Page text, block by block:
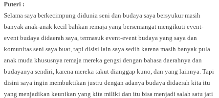
Puteri :
Selama saya berkecimpung didunia seni dan budaya saya bersyukur masih
banyak anak-anak kecil bahkan remaja yang bersemangat mengikuti event-
event budaya didaerah saya, termasuk event-event budaya yang saya dan
komunitas seni saya buat, tapi disisi lain saya sedih karena masih banyak pula
anak muda khususnya remaja mereka gengsi dengan bahasa daerahnya dan
budayanya sendiri, karena mereka takut dianggap kuno, dan yang lainnya. Tapi
disini saya ingin membuktikan justru dengan adanya budaya didaerah kita itu
yang menjadikan keunikan yang kita miliki dan itu bisa menjadi salah satu jati